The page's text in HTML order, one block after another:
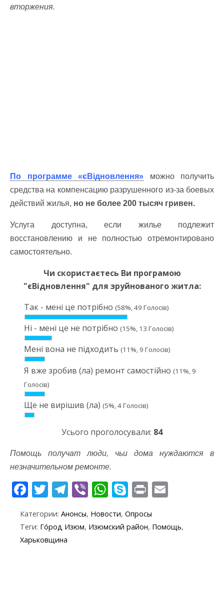
вторжения.
По программе «єВідновлення» можно получить
средства на компенсацию разрушенного из-за боевых
действий жилья, но не более 200 тысяч гривен.
Услуга доступна, если жилье подлежит
восстановлению и не полностью отремонтировано
самостоятельно.
Чи скористаєтесь Ви програмою
"єВідновлення" для зруйнованого житла:
Так - мені це потрібно (58%, 49 Голосів)
Ні - мені це не потрібно (15%, 13 Голосів)
Мені вона не підходить (11%, 9 Голосів)
Я вже зробив (ла) ремонт самостійно (11%, 9
Голосів)
Ще не вирішив (ла) (5%, 4 Голосів)
Усього проголосували: 84
Помощь получат люди, чьи дома нуждаются в
незначительном ремонте.
F
e
b
T
itt
er
T
e
Vi
er
W
at
S
y
Pr
t ai
Категории: Анонсы, Новости, Опросы
Теги: Го́род Изюм, Изюмский район, Помощь,
Харьковщина